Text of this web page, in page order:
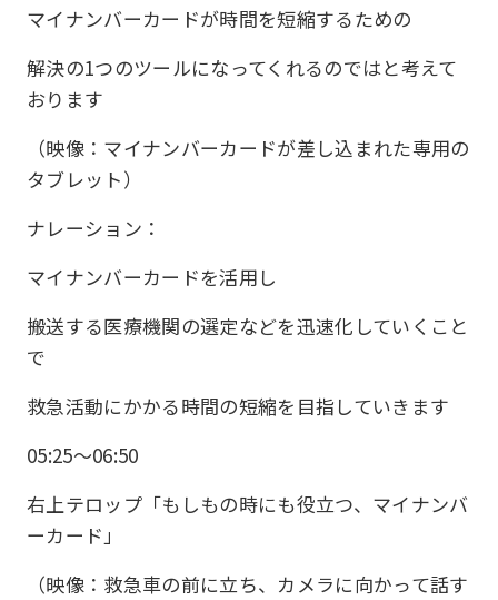
マイナンバーカードが時間を短縮するための
解決の1つのツールになってくれるのではと考えて
おります
（映像：マイナンバーカードが差し込まれた専用の
タブレット）
ナレーション：
マイナンバーカードを活用し
搬送する医療機関の選定などを迅速化していくこと
で
救急活動にかかる時間の短縮を目指していきます
05:25〜06:50
右上テロップ「もしもの時にも役立つ、マイナンバ
ーカード」
（映像：救急車の前に立ち、カメラに向かって話す